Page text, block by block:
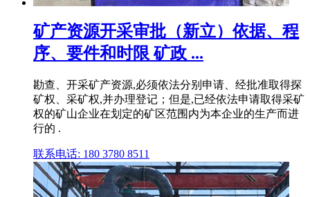
矿产资源开采审批（新立）依据、程
序、要件和时限 矿政 ...
勘查、开采矿产资源,必须依法分别申请、经批准取得探
矿权、采矿权,并办理登记；但是,已经依法申请取得采矿
权的矿山企业在划定的矿区范围内为本企业的生产而进
行的 .
联系电话: 180 3780 8511